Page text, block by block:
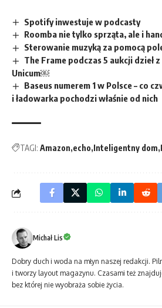
Spotify inwestuje w podcasty
Roomba nie tylko sprząta, ale i
Sterowanie muzyką za pomocą
The Frame podczas 5 aukcji dzieł
Unicum￼
Baseus numerem 1 w Polsce – co
i ładowarka pochodzi właśnie od nich
TAGI: Amazon echo Inteligentny dom
Michał Lis
Dobry duch i woda na młyn naszej redakcji.
i tworzy layout magazynu. Czasami też
bez której nie wyobraża sobie życia.